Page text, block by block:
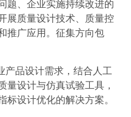
题、企业实施持续改进的
展质量设计技术、质量控
推广应用。征集方向包
产品设计需求，结合人工
量设计与仿真试验工具，
标设计优化的解决方案。